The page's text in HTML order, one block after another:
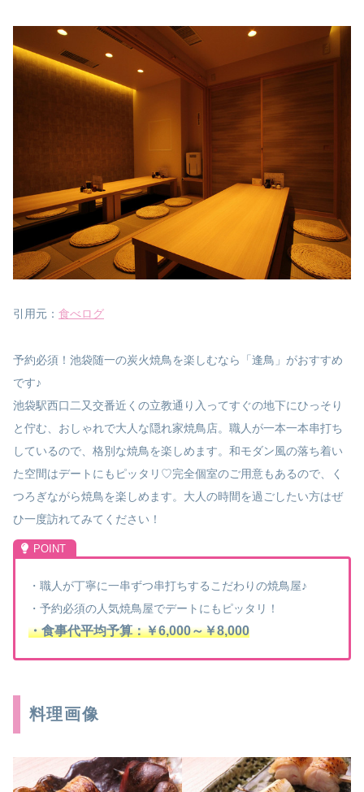
引用元： 食べログ
予約必須！池袋随一の炭火焼鳥を楽しむなら「逢鳥」がおすすめ
です♪
池袋駅西口二又交番近くの立教通り入ってすぐの地下にひっそり
と佇む、おしゃれで大人な隠れ家焼鳥店。職人が一本一本串打ち
しているので、格別な焼鳥を楽しめます。和モダン風の落ち着い
た空間はデートにもピッタリ♡完全個室のご用意もあるので、く
つろぎながら焼鳥を楽しめます。大人の時間を過ごしたい方はぜ
ひ一度訪れてみてください！
・職人が丁寧に一串ずつ串打ちするこだわりの焼鳥屋♪
・予約必須の人気焼鳥屋でデートにもピッタリ！
・食事代平均予算：￥6,000～￥8,000
料理画像